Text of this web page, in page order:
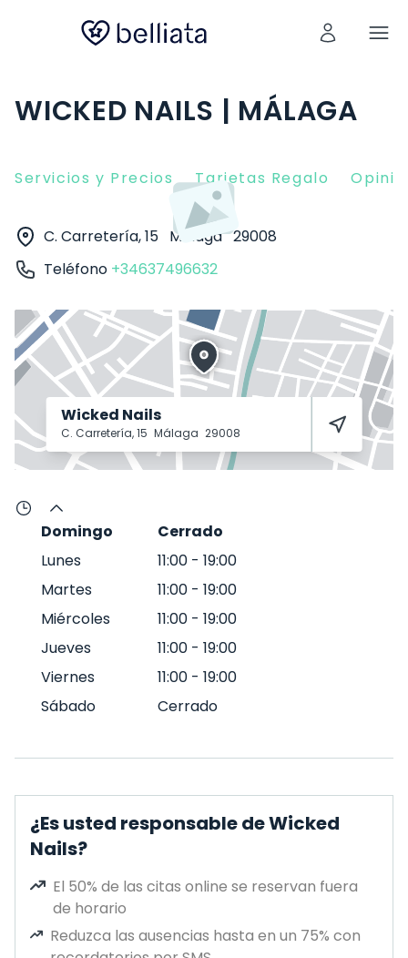
WICKED NAILS | MÁLAGA
Servicios y Precios Tarjetas Regalo
C. Carretería, 15 Málaga 29008
Teléfono +34637496632
Wicked Nails
C. Carretería, 15 Málaga 29008
Domingo
Cerrado
Lunes
11:00 - 19:00
Martes
11:00 - 19:00
Miércoles
11:00 - 19:00
Jueves
11:00 - 19:00
Viernes
11:00 - 19:00
Sábado
Cerrado
¿Es usted responsable de Wicked
Nails?
El 50% de las citas online se reservan fuera
de horario
Reduzca las ausencias hasta en un 75% con